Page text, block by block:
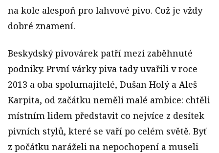
na kole alespoň pro lahvové pivo. Což je vždy
dobré znamení.
Beskydský pivovárek patří mezi zaběhnuté
podniky. První várky piva tady uvařili v roce
2013 a oba spolumajitelé, Dušan Holý a Aleš
Karpita, od začátku neměli malé ambice: chtěli
místním lidem představit co nejvíce z desítek
pivních stylů, které se vaří po celém světě. Byť
z počátku naráželi na nepochopení a museli